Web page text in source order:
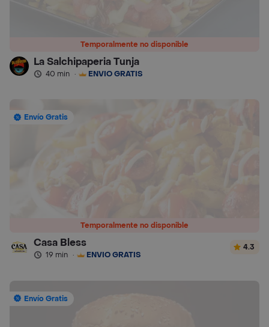
Temporalmente no disponible
La Salchipaperia Tunja
40 min · ENVÍO GRATIS
Temporalmente no disponible
Envío Gratis
Casa Bless
19 min · ENVÍO GRATIS
4.3
Envío Gratis